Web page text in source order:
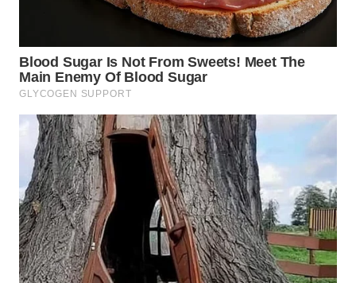
WN
MAJALENGKA
WN
SUBANG
WN
SUKABUMI
WN
PURWAKARTA